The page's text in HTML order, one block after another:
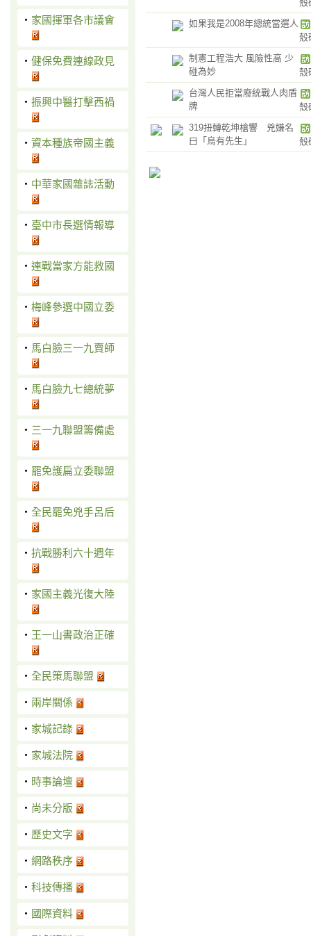
‧ 家國揮軍各市議會
‧ 健保免費連線政見
‧ 振興中醫打擊西禍
‧ 資本種族帝國主義
‧ 中華家國雜誌活動
‧ 臺中市長選情報導
‧ 連戰當家方能救國
‧ 梅峰參選中國立委
‧ 馬白臉三一九賣師
‧ 馬白臉九七總統夢
‧ 三一九聯盟籌備處
‧ 罷免護扁立委聯盟
‧ 全民罷免兇手呂后
‧ 抗戰勝利六十週年
‧ 家國主義光復大陸
‧ 王一山書政治正確
‧ 全民策馬聯盟
‧ 兩岸關係
‧ 家城記錄
‧ 家城法院
‧ 時事論壇
‧ 尚未分版
‧ 歷史文字
‧ 網路秩序
‧ 科技傳播
‧ 國際資料
殼
如果我是2008年總統當選人
殼
制憲工程浩大 風險性高 少
碰為妙
殼
台灣人民拒當廢統戰人肉盾
牌
殼
319扭轉乾坤槍響 兇嫌名
曰「烏有先生」
殼